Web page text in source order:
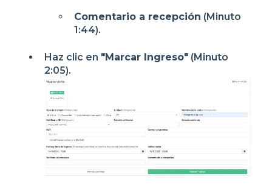
Comentario a recepción (Minuto
1:44).
Haz clic en "Marcar Ingreso" (Minuto
2:05).